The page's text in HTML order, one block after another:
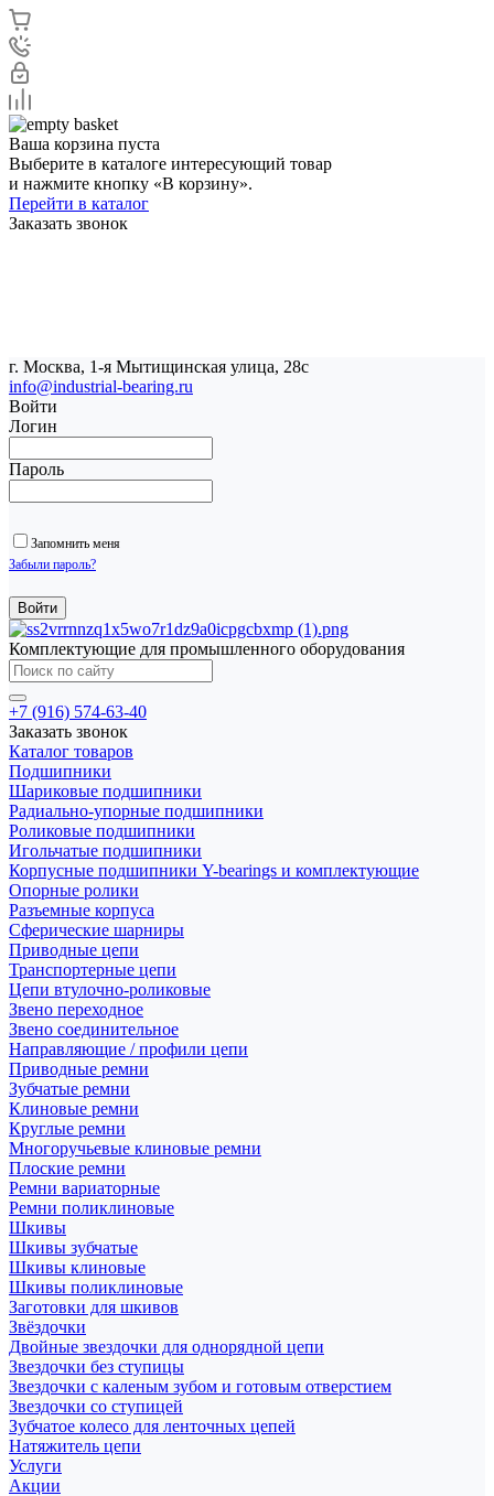
Ваша корзина пуста
Выберите в каталоге интересующий товар
и нажмите кнопку «В корзину».
Перейти в каталог
Заказать звонок
г. Москва, 1-я Мытищинская улица, 28с
info@industrial-bearing.ru
Войти
Логин
Пароль
Запомнить меня
Забыли пароль?
Комплектующие для промышленного оборудования
+7 (916) 574-63-40
Заказать звонок
Каталог товаров
Подшипники
Шариковые подшипники
Радиально-упорные подшипники
Роликовые подшипники
Игольчатые подшипники
Корпусные подшипники Y-bearings и комплектующие
Опорные ролики
Разъемные корпуса
Сферические шарниры
Приводные цепи
Транспортерные цепи
Цепи втулочно-роликовые
Звено переходное
Звено соединительное
Направляющие / профили цепи
Приводные ремни
Зубчатые ремни
Клиновые ремни
Круглые ремни
Многоручьевые клиновые ремни
Плоские ремни
Ремни вариаторные
Ремни поликлиновые
Шкивы
Шкивы зубчатые
Шкивы клиновые
Шкивы поликлиновые
Заготовки для шкивов
Звёздочки
Двойные звездочки для однорядной цепи
Звездочки без ступицы
Звездочки с каленым зубом и готовым отверстием
Звездочки со ступицей
Зубчатое колесо для ленточных цепей
Натяжитель цепи
Услуги
Акции